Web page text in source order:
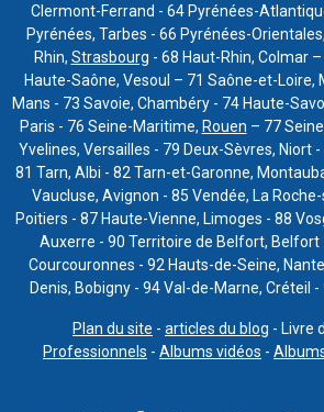
Clermont-Ferrand - 64 Pyrénées-
Pyrénées, Tarbes - 66 Pyrénées-
Rhin, Strasbourg - 68 Haut-Rhin, Colmar
Haute-Saône, Vesoul – 71 Saône-et-Loire,
Mans - 73 Savoie, Chambéry - 74 Haute-
Paris - 76 Seine-Maritime, Rouen – 77
Yvelines, Versailles - 79 Deux-Sèvres, Niort
81 Tarn, Albi - 82 Tarn-et-Garonne,
Vaucluse, Avignon - 85 Vendée, La
Poitiers - 87 Haute-Vienne, Limoges - 88
Auxerre - 90 Territoire de Belfort, Belfort
Courcouronnes - 92 Hauts-de-Seine,
Denis, Bobigny - 94 Val-de-Marne, Créteil -
Plan du site - articles du blog - Livre
Professionnels - Albums vidéos -